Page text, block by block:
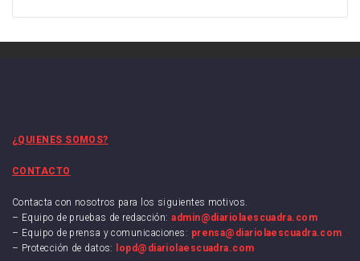
¿QUIENES SOMOS?
CONTACTO
Contacta con nosotros para los siguientes motivos.
– Equipo de pruebas de redacción:admin@diariolaescuadra.com
– Equipo de prensa y comunicaciones: prensa@diariolaescuadra.com
– Protección de datos:
lopd@diariolaescuadra.com